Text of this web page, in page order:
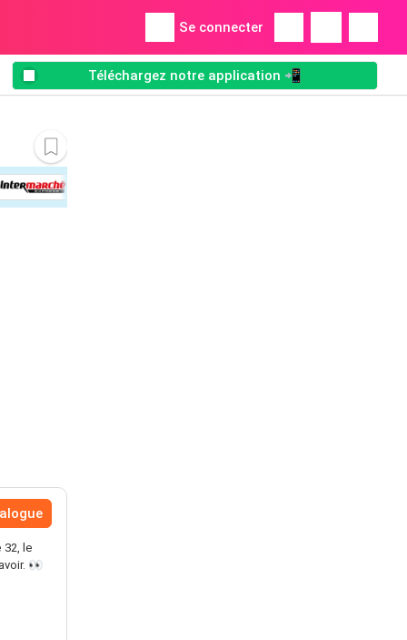
Se connecter
Téléchargez notre application 📲
32, le
👀